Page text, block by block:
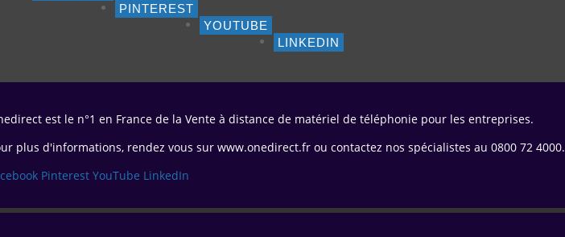
PINTEREST
YOUTUBE
LINKEDIN
est le n°1 en France de la Vente à distance de matériel de téléphonie pour les entreprises.
plus d'informations, rendez vous sur www.onedirect.fr ou contactez nos spécialistes au 0800 72 4000.
Pinterest YouTube LinkedIn